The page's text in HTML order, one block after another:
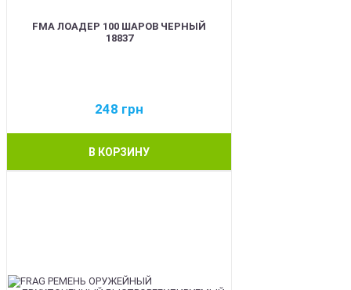
FMA ЛОАДЕР 100 ШАРОВ ЧЕРНЫЙ
18837
248 грн
В КОРЗИНУ